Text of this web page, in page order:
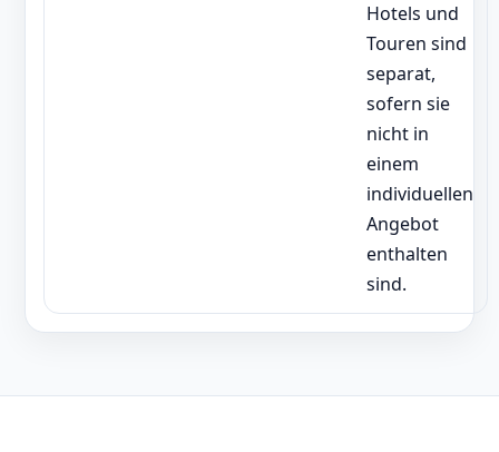
Hotels und
Touren sind
separat,
sofern sie
nicht in
einem
individuellen
Angebot
enthalten
sind.